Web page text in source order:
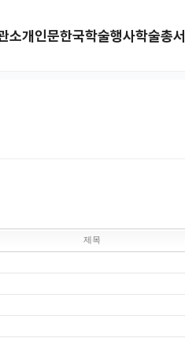
소개인문한국학술행사학술총서
제목